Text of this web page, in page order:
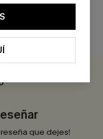
que dejes!